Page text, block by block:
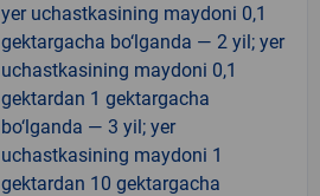
yer uchastkasining maydoni 0,1
gektargacha bo‘lganda — 2 yil; yer
uchastkasining maydoni 0,1
gektardan 1 gektargacha
bo‘lganda — 3 yil; yer
uchastkasining maydoni 1
gektardan 10 gektargacha